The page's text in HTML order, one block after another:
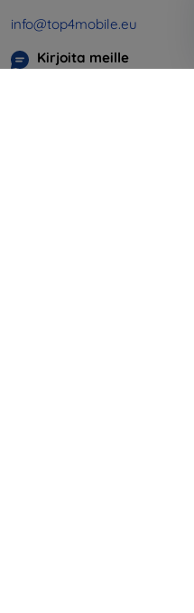
info@top4mobile.eu
Kirjoita meille